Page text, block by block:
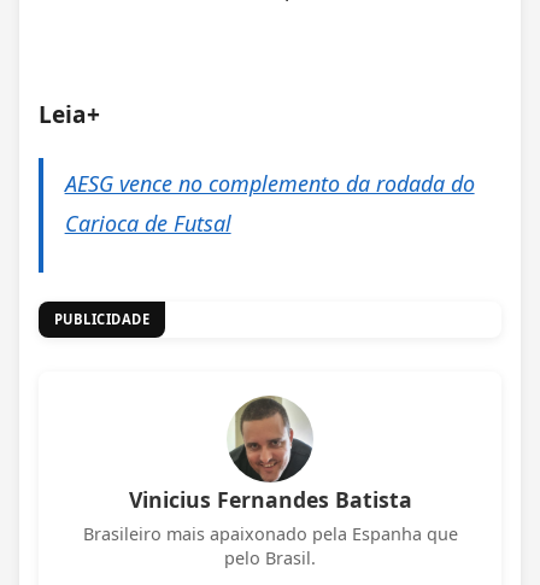
Leia+
AESG vence no complemento da rodada do
Carioca de Futsal
PUBLICIDADE
Vinicius Fernandes Batista
Brasileiro mais apaixonado pela Espanha que
pelo Brasil.